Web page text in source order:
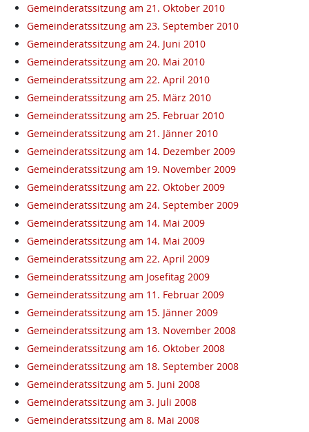
Gemeinderatssitzung am 21. Oktober 2010
Gemeinderatssitzung am 23. September 2010
Gemeinderatssitzung am 24. Juni 2010
Gemeinderatssitzung am 20. Mai 2010
Gemeinderatssitzung am 22. April 2010
Gemeinderatssitzung am 25. März 2010
Gemeinderatssitzung am 25. Februar 2010
Gemeinderatssitzung am 21. Jänner 2010
Gemeinderatssitzung am 14. Dezember 2009
Gemeinderatssitzung am 19. November 2009
Gemeinderatssitzung am 22. Oktober 2009
Gemeinderatssitzung am 24. September 2009
Gemeinderatssitzung am 14. Mai 2009
Gemeinderatssitzung am 14. Mai 2009
Gemeinderatssitzung am 22. April 2009
Gemeinderatssitzung am Josefitag 2009
Gemeinderatssitzung am 11. Februar 2009
Gemeinderatssitzung am 15. Jänner 2009
Gemeinderatssitzung am 13. November 2008
Gemeinderatssitzung am 16. Oktober 2008
Gemeinderatssitzung am 18. September 2008
Gemeinderatssitzung am 5. Juni 2008
Gemeinderatssitzung am 3. Juli 2008
Gemeinderatssitzung am 8. Mai 2008